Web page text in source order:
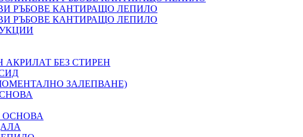
РЪБОВЕ КАНТИРАЩО ЛЕПИЛО
РЪБОВЕ КАНТИРАЩО ЛЕПИЛО
БЕЗ СТИРЕН
ЗАЛЕПВАНЕ)
ОСНОВА